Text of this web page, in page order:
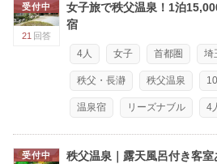
受付中
21 回答
女子旅で秩父温泉！1泊
宿
4人 女子 首都圏 埼
秩父・長瀞 秩父温泉
温泉宿 リーズナブル 4
受付中
秩父温泉｜露天風呂付き客